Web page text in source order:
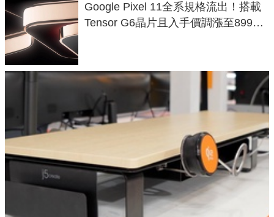
Google Pixel 11全系規格流出！搭載
Tensor G6晶片且入手價調漲至899美